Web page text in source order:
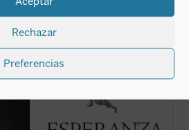
Rechazar
Preferencias
del
Esperanza de Españareúne dos
sobre filosofía de la historia de España,
intelectual de su autor. La lectura de ...